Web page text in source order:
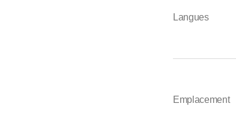
Langues
Emplacement